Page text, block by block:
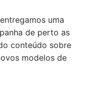
uma
de perto as
conteúdo sobre
modelos de